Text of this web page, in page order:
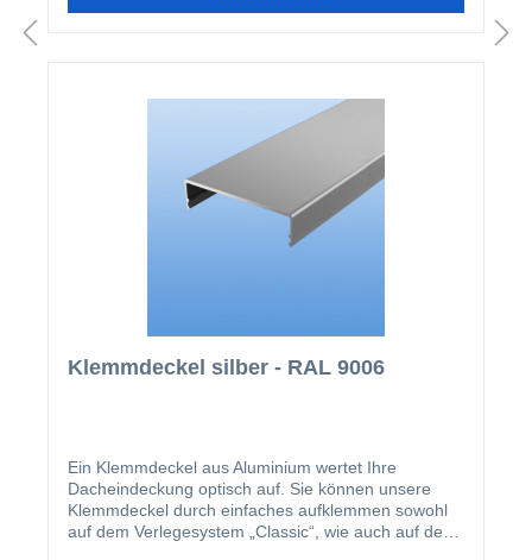
Klemmdeckel silber - RAL 9006
Ein Klemmdeckel aus Aluminium wertet Ihre
Dacheindeckung optisch auf. Sie können unsere
Klemmdeckel durch einfaches aufklemmen sowohl
auf dem Verlegesystem „Classic“, wie auch auf dem